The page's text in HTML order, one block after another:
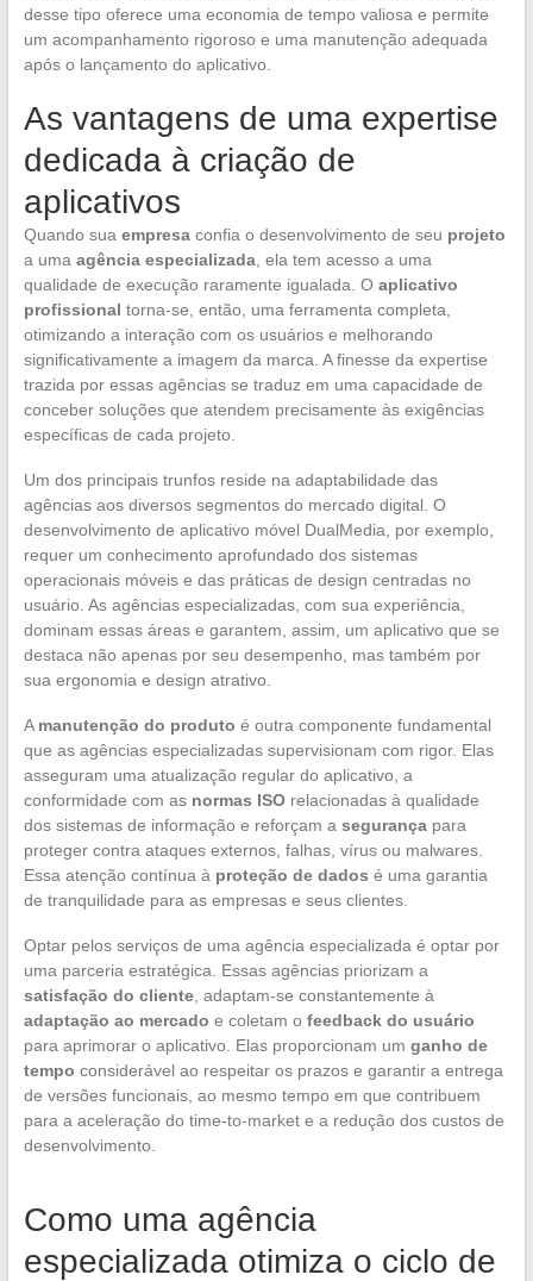
desse tipo oferece uma economia de tempo valiosa e permite
um acompanhamento rigoroso e uma manutenção adequada
após o lançamento do aplicativo.
As vantagens de uma expertise
dedicada à criação de
aplicativos
Quando sua empresaconfia o desenvolvimento de seu projeto
a uma agência especializada, ela tem acesso a uma
qualidade de execução raramente igualada. O aplicativo
profissional torna-se, então, uma ferramenta completa,
otimizando a interação com os usuários e melhorando
significativamente a imagem da marca. A finesse da expertise
trazida por essas agências se traduz em uma capacidade de
conceber soluções que atendem precisamente às exigências
específicas de cada projeto.
Um dos principais trunfos reside na adaptabilidade das
agências aos diversos segmentos do mercado digital. O
desenvolvimento de aplicativo móvel DualMedia, por exemplo,
requer um conhecimento aprofundado dos sistemas
operacionais móveis e das práticas de design centradas no
usuário. As agências especializadas, com sua experiência,
dominam essas áreas e garantem, assim, um aplicativo que se
destaca não apenas por seu desempenho, mas também por
sua ergonomia e design atrativo.
A manutenção do produto é outra componente fundamental
que as agências especializadas supervisionam com rigor. Elas
asseguram uma atualização regular do aplicativo, a
conformidade com as normas ISOrelacionadas à qualidade
dos sistemas de informação e reforçam a segurançapara
proteger contra ataques externos, falhas, vírus ou malwares.
Essa atenção contínua à proteção de dados é uma garantia
de tranquilidade para as empresas e seus clientes.
Optar pelos serviços de uma agência especializada é optar por
uma parceria estratégica. Essas agências priorizam a
satisfação do cliente, adaptam-se constantemente à
adaptação ao mercado e coletam o feedback do usuário
para aprimorar o aplicativo. Elas proporcionam um ganho de
tempo considerável ao respeitar os prazos e garantir a entrega
de versões funcionais, ao mesmo tempo em que contribuem
para a aceleração do time-to-market e a redução dos custos de
desenvolvimento.
Como uma agência
especializada otimiza o ciclo de